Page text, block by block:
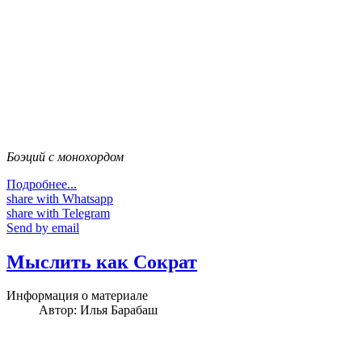
Боэций с монохордом
Подробнее...
share with Whatsapp
share with Telegram
Send by email
Мыслить как Сократ
Информация о материале
Автор: Илья Барабаш